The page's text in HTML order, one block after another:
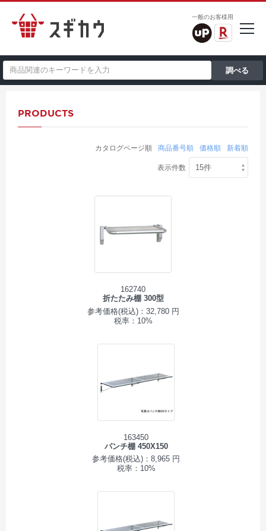
一般のお客様用
PRODUCTS
カタログページ順 商品番号順 価格順 新着順
表示件数
162740
折たたみ棚 300型
参考価格(税込)：32,780 円
税率：10%
163450
パンチ棚 450X150
参考価格(税込)：8,965 円
税率：10%